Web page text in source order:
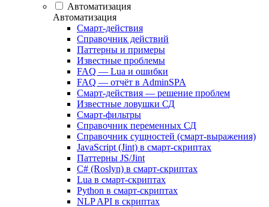
Автоматизация
Автоматизация
Смарт-действия
Справочник действий
Паттерны и примеры
Известные проблемы
FAQ — Lua и ошибки
FAQ — отчёт в AdminSPA
Смарт-действия — решение проблем
Известные ловушки СД
Смарт-фильтры
Справочник переменных СД
Справочник сущностей (смарт-выражения)
JavaScript (Jint) в смарт-скриптах
Паттерны JS/Jint
C# (Roslyn) в смарт-скриптах
Lua в смарт-скриптах
Python в смарт-скриптах
NLP API в скриптах